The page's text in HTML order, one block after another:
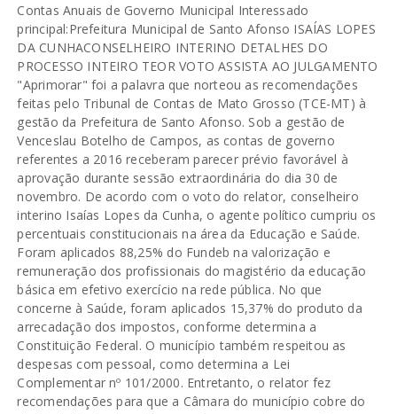
Contas Anuais de Governo Municipal Interessado
principal:Prefeitura Municipal de Santo Afonso ISAÍAS LOPES
DA CUNHACONSELHEIRO INTERINO DETALHES DO
PROCESSO INTEIRO TEOR VOTO ASSISTA AO JULGAMENTO
"Aprimorar" foi a palavra que norteou as recomendações
feitas pelo Tribunal de Contas de Mato Grosso (TCE-MT) à
gestão da Prefeitura de Santo Afonso. Sob a gestão de
Venceslau Botelho de Campos, as contas de governo
referentes a 2016 receberam parecer prévio favorável à
aprovação durante sessão extraordinária do dia 30 de
novembro. De acordo com o voto do relator, conselheiro
interino Isaías Lopes da Cunha, o agente político cumpriu os
percentuais constitucionais na área da Educação e Saúde.
Foram aplicados 88,25% do Fundeb na valorização e
remuneração dos profissionais do magistério da educação
básica em efetivo exercício na rede pública. No que
concerne à Saúde, foram aplicados 15,37% do produto da
arrecadação dos impostos, conforme determina a
Constituição Federal. O município também respeitou as
despesas com pessoal, como determina a Lei
Complementar nº 101/2000. Entretanto, o relator fez
recomendações para que a Câmara do município cobre do